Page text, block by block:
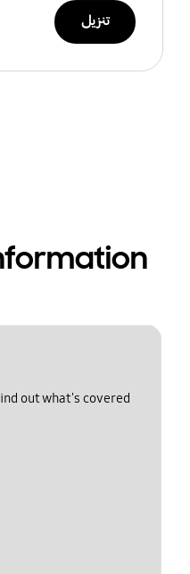
تنزيل
out what's covered